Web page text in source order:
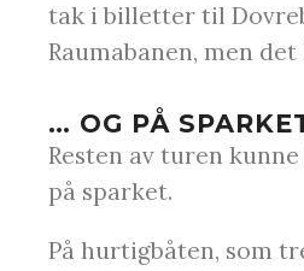
tak i billetter til
Raumabanen, men
… OG PÅ
Resten av turen
på sparket.
På hurtigbåten, som